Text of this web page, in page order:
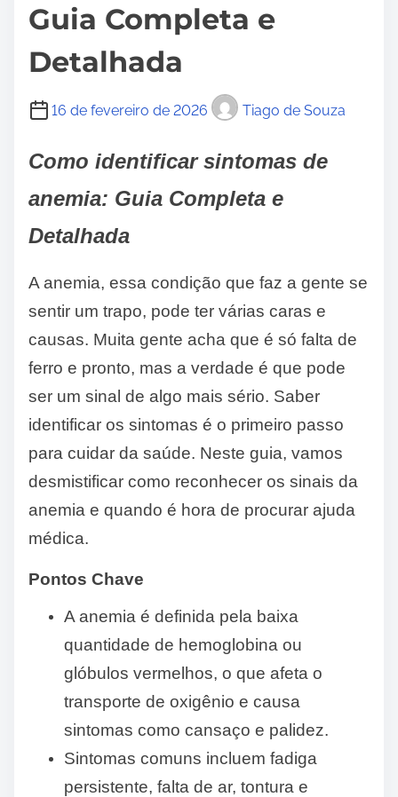
Guia Completa e
Detalhada
16 de fevereiro de 2026 Tiago de Souza
Como identificar sintomas de
anemia: Guia Completa e
Detalhada
A anemia, essa condição que faz a gente se
sentir um trapo, pode ter várias caras e
causas. Muita gente acha que é só falta de
ferro e pronto, mas a verdade é que pode
ser um sinal de algo mais sério. Saber
identificar os sintomas é o primeiro passo
para cuidar da saúde. Neste guia, vamos
desmistificar como reconhecer os sinais da
anemia e quando é hora de procurar ajuda
médica.
Pontos Chave
A anemia é definida pela baixa
quantidade de hemoglobina ou
glóbulos vermelhos, o que afeta o
transporte de oxigênio e causa
sintomas como cansaço e palidez.
Sintomas comuns incluem fadiga
persistente, falta de ar, tontura e